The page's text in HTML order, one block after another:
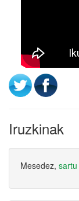
Iruzkinak
Mesedez, sartu